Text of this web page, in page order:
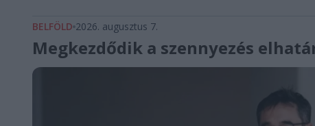
BELFÖLD 2026. augusztus 7.
Megkezdődik a szennyezés